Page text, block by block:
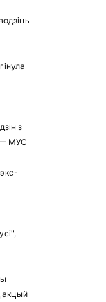
з
— МУС
акцый